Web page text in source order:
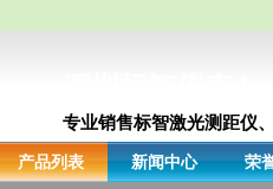
专业销售标智激光测距仪
产品列表 新闻中心 荣